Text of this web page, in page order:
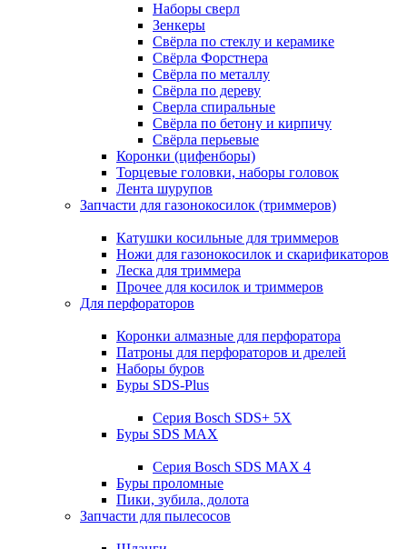
Наборы сверл
Зенкеры
Свёрла по стеклу и керамике
Свёрла Форстнера
Свёрла по металлу
Свёрла по дереву
Сверла спиральные
Свёрла по бетону и кирпичу
Свёрла перьевые
Коронки (цифенборы)
Торцевые головки, наборы головок
Лента шурупов
Запчасти для газонокосилок (триммеров)
Катушки косильные для триммеров
Ножи для газонокосилок и скарификаторов
Леска для триммера
Прочее для косилок и триммеров
Для перфораторов
Коронки алмазные для перфоратора
Патроны для перфораторов и дрелей
Наборы буров
Буры SDS-Plus
Серия Bosch SDS+ 5X
Буры SDS MAX
Серия Bosch SDS MAX 4
Буры проломные
Пики, зубила, долота
Запчасти для пылесосов